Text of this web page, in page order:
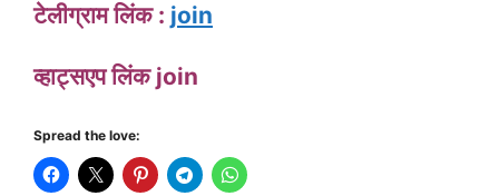
टेलीग्राम लिंक : join
व्हाट्सएप लिंक join
Spread the love: